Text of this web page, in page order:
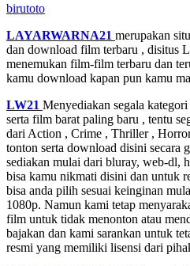
birutoto
LAYARWARNA21 merupakan
dan download film terbaru , disitus
menemukan film-film terbaru dan
kamu download kapan pun kamu
LW21 Menyediakan segala
serta film barat paling baru , tentu
dari Action , Crime , Thriller ,
tonton serta download disini secara
sediakan mulai dari bluray, web-dl,
bisa kamu nikmati disini dan untuk
bisa anda pilih sesuai keinginan
1080p. Namun kami tetap
film untuk tidak menonton atau
bajakan dan kami sarankan untuk
resmi yang memiliki lisensi dari